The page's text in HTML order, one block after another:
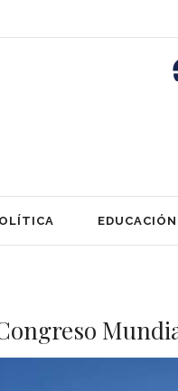
EDUCACIÓN